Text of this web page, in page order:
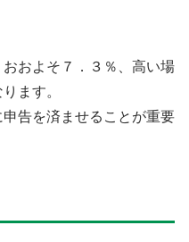
およそ７．３％、高い場
ます。
告を済ませることが重要